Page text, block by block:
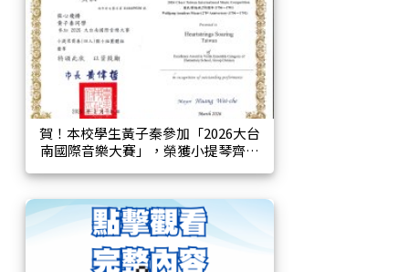
賀！本校學生黃子秦參加「2026大台
南國際音樂大賽」，榮獲小提琴齊奏